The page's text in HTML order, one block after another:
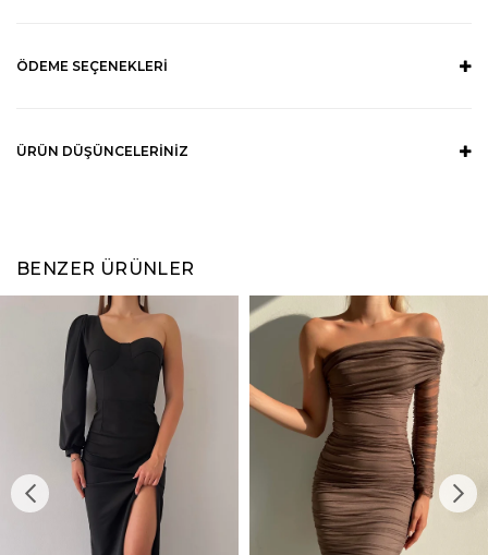
ÖDEME SEÇENEKLERI
ÜRÜN DÜŞÜNCELERINIZ
BENZER ÜRÜNLER